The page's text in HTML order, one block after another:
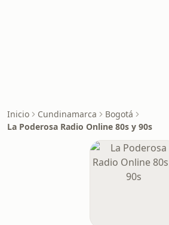
Inicio Cundinamarca
Bogotá
La Poderosa Radio Online 80s y 90s